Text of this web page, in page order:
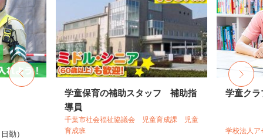
日勤）
学童保育の補助スタッフ 補助指
導員
千葉市社会福祉協議会 児童育成課 児童
育成班
学童クラ
学校法人